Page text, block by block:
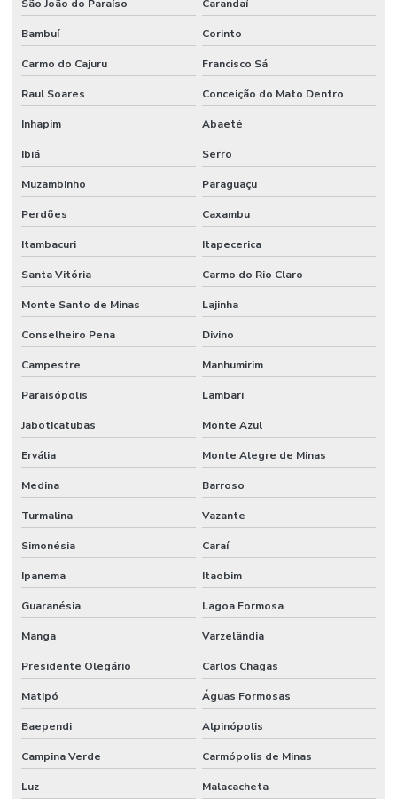
São João do Paraíso Carandaí
Bambuí Corinto
Carmo do Cajuru Francisco Sá
Raul Soares Conceição do Mato Dentro
Inhapim Abaeté
Ibiá Serro
Muzambinho Paraguaçu
Perdões Caxambu
Itambacuri Itapecerica
Santa Vitória Carmo do Rio Claro
Monte Santo de Minas Lajinha
Conselheiro Pena Divino
Campestre Manhumirim
Paraisópolis Lambari
Jaboticatubas Monte Azul
Ervália Monte Alegre de Minas
Medina Barroso
Turmalina Vazante
Simonésia Caraí
Ipanema Itaobim
Guaranésia Lagoa Formosa
Manga Varzelândia
Presidente Olegário Carlos Chagas
Matipó Águas Formosas
Baependi Alpinópolis
Campina Verde Carmópolis de Minas
Luz Malacacheta